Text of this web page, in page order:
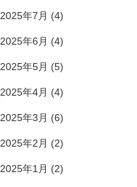
2025年7月 (4)
2025年6月 (4)
2025年5月 (5)
2025年4月 (4)
2025年3月 (6)
2025年2月 (2)
2025年1月 (2)